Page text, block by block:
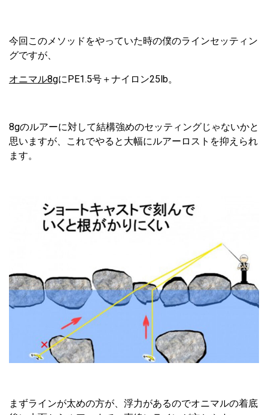
今回このメソッドをやっていた時の僕のラインセッティン
グですが、
オニマル8gにPE1.5号＋ナイロン25lb。
8gのルアーに対して結構強めのセッティングじゃないかと
思いますが、これでやると大幅にルアーロストを抑えられ
ます。
まずラインが太めの方が、浮力があるのでオニマルの着底